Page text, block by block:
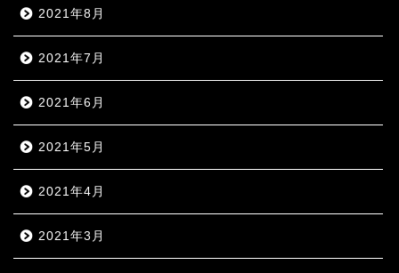
2021年8月
2021年7月
2021年6月
2021年5月
2021年4月
2021年3月